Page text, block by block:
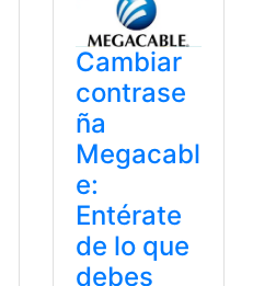
Cambiar
contrase
ña
Megacabl
e:
Entérate
de lo que
debes